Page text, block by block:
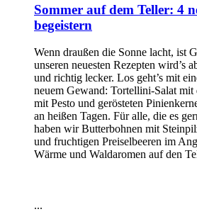
Sommer auf dem Teller: 4
begeistern
Wenn draußen die Sonne lacht, ist
unseren neuesten Rezepten wird’s
und richtig lecker. Los geht’s mit
neuem Gewand: Tortellini-Salat
mit Pesto und gerösteten
an heißen Tagen. Für alle, die es
haben wir Butterbohnen mit
und fruchtigen Preiselbeeren im
Wärme und Waldaromen auf den
...